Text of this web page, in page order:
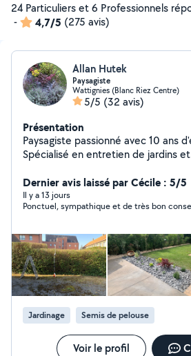
24 Particuliers et 6 Professionnels
-
4,7/5 (275 avis)
Allan Hutek
Paysagiste
Wattignies (Blanc Riez Centre)
5/5 (32 avis)
Présentation
Paysagiste passionné avec 10 ans
Spécialisé en entretien de jardins
en respectant l'environnement et
Fiable, créatif et à l'écoute, je mets
votre service.
Dernier avis laissé par Cécile : 5/5
Il y a 13 jours
Ponctuel, sympathique et de très bon
Jardinage Semis de pelouse
Voir le profil